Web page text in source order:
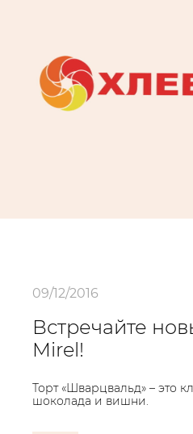
09/12/2016
Встречайте
Mirel!
Торт «Шварцвальд» – это
шоколада и вишни.